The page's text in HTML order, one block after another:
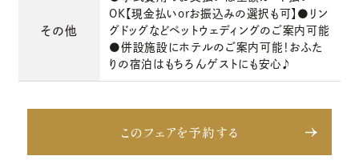
その他
OK【現金払いorお振込みの選択も可】●リン
グドッグなどペットウェディングのご案内可能
●併設施設にホテルのご案内可能！おふた
りの宿泊はもちろんゲストにも安心♪
このフェアを予約する